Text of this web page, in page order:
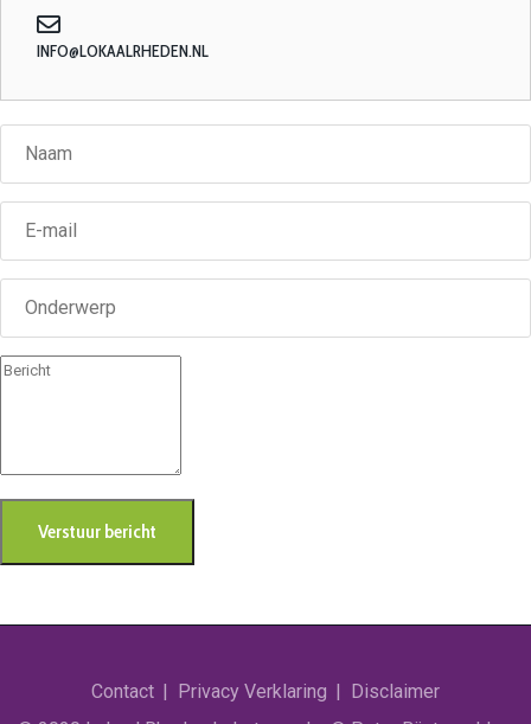
INFO@LOKAALRHEDEN.NL
Verstuur bericht
Contact Privacy Verklaring
Disclaimer